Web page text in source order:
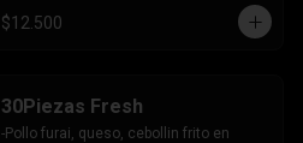
palta.
INCLUYE: 3 SALSAS - 2 PALITOS
$12.500
30Piezas Fresh
-Pollo furai, queso, cebollin frito en